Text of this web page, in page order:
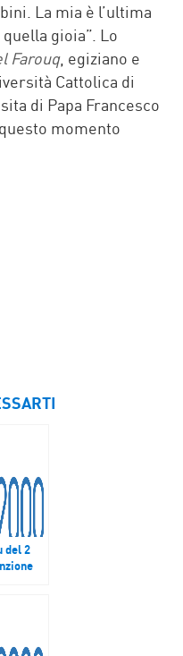
La mia è l’ultima
gioia”. Lo
Farouq, egiziano e
Cattolica di
di Papa Francesco
momento
del 2